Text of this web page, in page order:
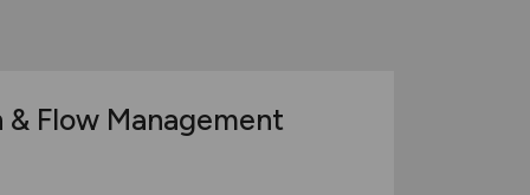
Flow Management